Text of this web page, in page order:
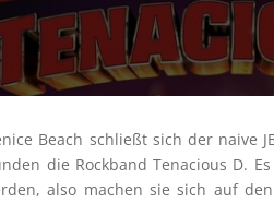
Beach schließt sich der naive
die Rockband Tenacious D.
also machen sie sich auf